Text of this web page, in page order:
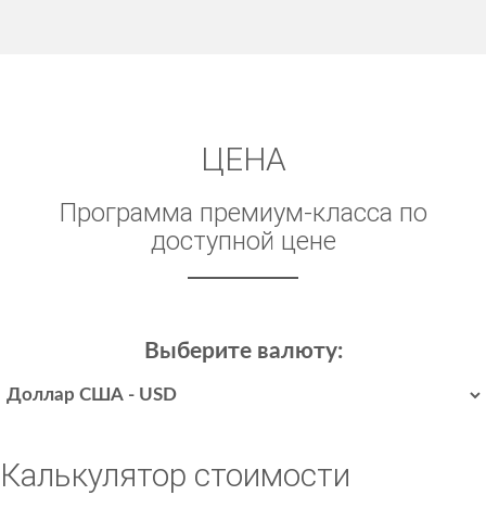
ЦЕНА
Программа премиум-класса по
доступной цене
Выберите валюту:
Калькулятор стоимости